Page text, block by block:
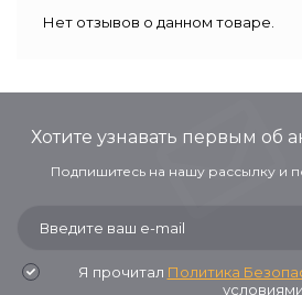
Нет отзывов о данном товаре.
Хотите узнавать первым об
Подпишитесь на нашу рассылку и
Я прочитал Политика
условиями